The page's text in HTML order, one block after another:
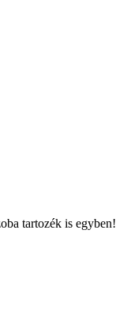
tartozék is egyben!